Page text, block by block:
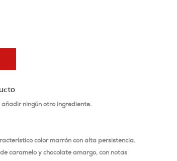
ningún otro ingrediente.
color marrón con alta persistencia.
caramelo y chocolate amargo, con notas